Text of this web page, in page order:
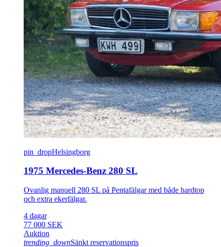
pin_dropHelsingborg
1975 Mercedes-Benz 280 SL
Ovanlig manuell 280 SL på Pentafälgar med både hardtop
och extra ekerfälgar.
4 dagar
77 000 SEK
Auktion
trending_downSänkt reservationspris